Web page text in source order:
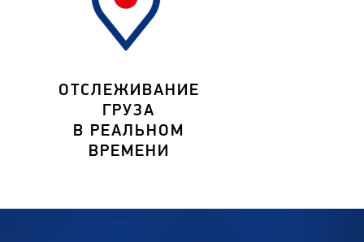
ОТСЛЕЖИВАНИЕ
ГРУЗА
В РЕАЛЬНОМ
ВРЕМЕНИ